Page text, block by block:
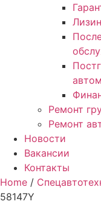
Ремонт
Ремонт
Новости
Вакансии
Контакты
Home /
58147Y